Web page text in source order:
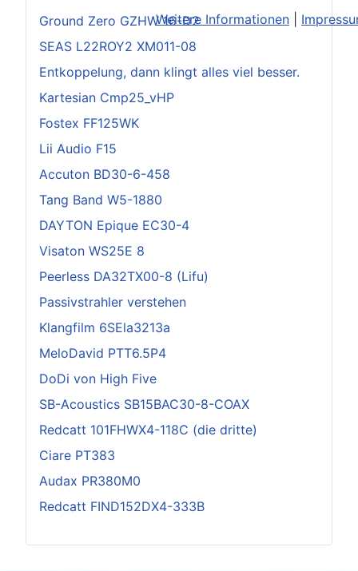
Ground Zero GZHW 16-D2
SEAS L22ROY2 XM011-08
Entkoppelung, dann klingt alles viel besser.
Kartesian Cmp25_vHP
Fostex FF125WK
Lii Audio F15
Accuton BD30-6-458
Tang Band W5-1880
DAYTON Epique EC30-4
Visaton WS25E 8
Peerless DA32TX00-8 (Lifu)
Passivstrahler verstehen
Klangfilm 6SEla3213a
MeloDavid PTT6.5P4
DoDi von High Five
SB-Acoustics SB15BAC30-8-COAX
Redcatt 101FHWX4-118C (die dritte)
Ciare PT383
Audax PR380M0
Redcatt FIND152DX4-333B
Weitere Informationen